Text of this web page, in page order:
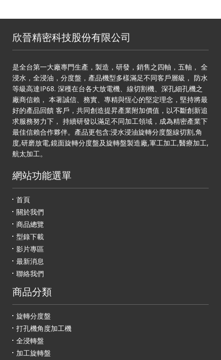
欣晉精密科技股份有限公司
是全台第一大廠專門生產，製造，研發，銷售之四軸，五軸， 全
浸水，全浸油，分度盤，產品機型多樣滿足不同客戶層級， 防水
等級高達IP68. 深穫在台各大放電機、線切割機、深孔細孔機之
廠商信賴， 本著誠信、務實、專精與恆心的堅定理念，堅持將最
好的產品回饋 客戶，共同創造提昇產業附加價值，以不斷創新追
求服務努力下， 持續研發以滿足不同加工領域，成為精密產業下
最佳信賴合作夥伴。產品更包含:浸水浸油旋轉分度盤線切割,角
度,研磨放電,鏡面旋轉分度盤及旋轉盤製造廠,軍工加工,醫療加工,
航太加工。
網站功能選單
首頁
關於我們
商品總覽
型錄下載
影片專區
最新消息
聯絡我們
商品分類
旋轉分度盤
打孔機角度加工機
全浸轉盤
加工旋轉盤